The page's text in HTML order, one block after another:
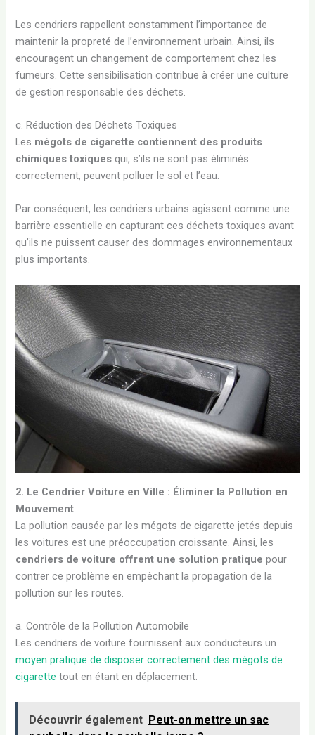
Les cendriers rappellent constamment l’importance de
maintenir la propreté de l’environnement urbain. Ainsi, ils
encouragent un changement de comportement chez les
fumeurs. Cette sensibilisation contribue à créer une culture
de gestion responsable des déchets.
c. Réduction des Déchets Toxiques
Les mégots de cigarette contiennent des produits
chimiques toxiques qui, s’ils ne sont pas éliminés
correctement, peuvent polluer le sol et l’eau.
Par conséquent, les cendriers urbains agissent comme une
barrière essentielle en capturant ces déchets toxiques avant
qu’ils ne puissent causer des dommages environnementaux
plus importants.
2. Le Cendrier Voiture en Ville : Éliminer la Pollution en
Mouvement
La pollution causée par les mégots de cigarette jetés depuis
les voitures est une préoccupation croissante. Ainsi, les
cendriers de voiture offrent une solution pratique pour
contrer ce problème en empêchant la propagation de la
pollution sur les routes.
a. Contrôle de la Pollution Automobile
Les cendriers de voiture fournissent aux conducteurs un
moyen pratique de disposer correctement des mégots de
cigarette tout en étant en déplacement.
Découvrir également Peut-on mettre un sac